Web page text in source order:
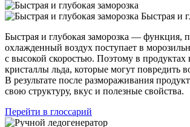
Быстрая и
Быстрая и глубокая заморозка — функция,
охлажденный воздух поступает в
с высокой скоростью. Поэтому в продуктах
кристаллы льда, которые могут повредить
В результате после размораживания
свою структуру, вкус и полезные свойства.
Перейти в глоссарий